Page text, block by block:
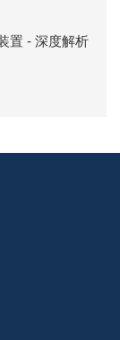
置 - 深度解析